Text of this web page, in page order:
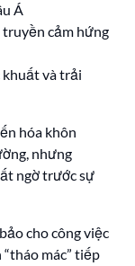
Á
cảm hứng
khuất và trải
hóa khôn
nhưng
ngờ trước sự
cho công việc
mác” tiếp